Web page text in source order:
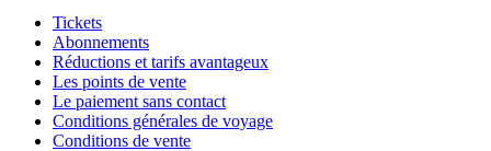
Tickets
Abonnements
Réductions et tarifs avantageux
Les points de vente
Le paiement sans contact
Conditions générales de voyage
Conditions de vente